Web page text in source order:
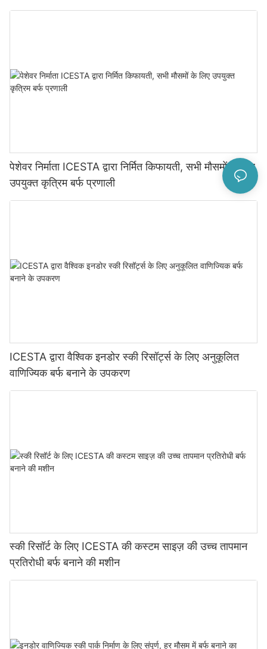
पेशेवर निर्माता ICESTA द्वारा निर्मित किफायती, सभी मौसमों के लिए
उपयुक्त कृत्रिम बर्फ प्रणाली
ICESTA द्वारा वैश्विक इनडोर स्की रिसॉर्ट्स के लिए अनुकूलित
वाणिज्यिक बर्फ बनाने के उपकरण
स्की रिसॉर्ट के लिए ICESTA की कस्टम साइज़ की उच्च तापमान
प्रतिरोधी बर्फ बनाने की मशीन